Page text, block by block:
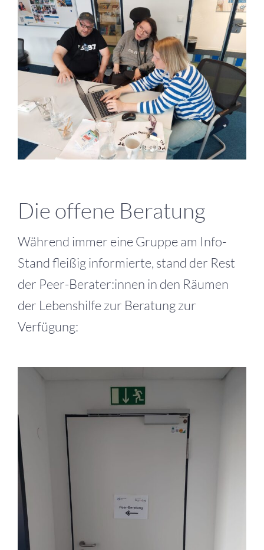
Die offene Beratung
Während immer eine Gruppe am Info-
Stand fleißig informierte, stand der Rest
der Peer-Berater:innen in den Räumen
der Lebenshilfe zur Beratung zur
Verfügung: